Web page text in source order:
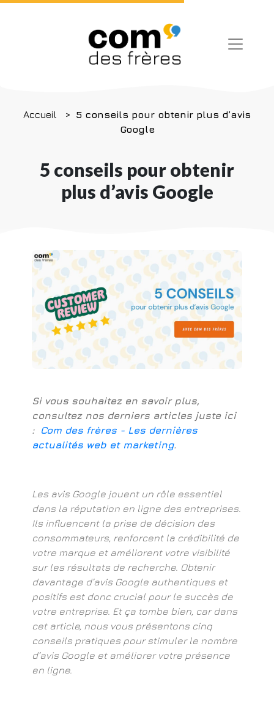
Accueil
5 conseils pour obtenir plus d’avis
Google
5 conseils pour obtenir
plus d’avis Google
Si vous souhaitez en savoir plus,
consultez nos derniers articles juste ici
:
Com des frères - Les dernières
actualités web et marketing.
Les avis Google jouent un rôle essentiel
dans la réputation en ligne des entreprises.
Ils influencent la prise de décision des
consommateurs, renforcent la crédibilité de
votre marque et améliorent votre visibilité
sur les résultats de recherche. Obtenir
davantage d’avis Google authentiques et
positifs est donc crucial pour le succès de
votre entreprise. Et ça tombe bien, car dans
cet article, nous vous présentons cinq
conseils pratiques pour stimuler le nombre
d’avis Google et améliorer votre présence
en ligne.